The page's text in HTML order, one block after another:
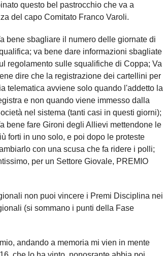
questo bel pastrocchio che va a
del capo Comitato Franco Varoli.
bene sbagliare il numero delle giornate di
va bene dare informazioni sbagliate
regolamento sulle squalifiche di Coppa; Va
dire che la registrazione dei cartellini per
telematica avviene solo quando l'addetto la
e non quando viene immesso dalla
nel sistema (tanti casi in questi giorni);
bene fare Gironi degli Allievi mettendone le
forti in uno solo, e poi dopo le proteste
con una scusa che fa ridere i polli;
per un Settore Giovale, PREMIO
non puoi vincere i Premi Disciplina nei
(si sommano i punti della Fase
andando a memoria mi vien in mente